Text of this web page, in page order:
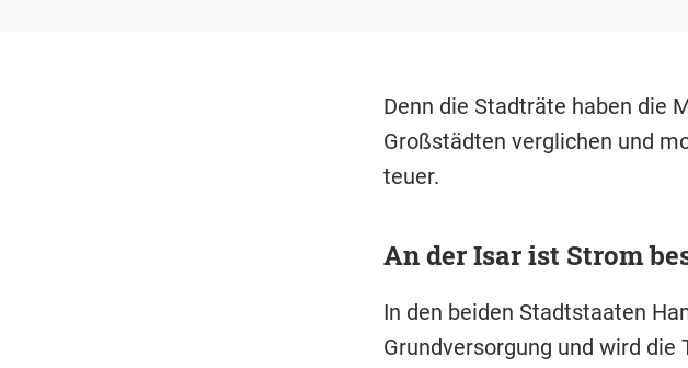
Denn die Stadträte haben die
Großstädten verglichen und
teuer.
An der Isar ist Strom
In den beiden Stadtstaaten
Grundversorgung und wird die